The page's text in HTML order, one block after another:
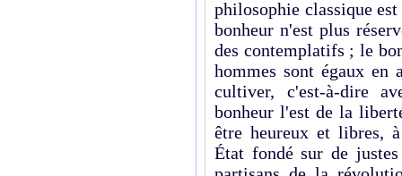
philosophie classique
bonheur n'est plus
des contemplatifs ; le
hommes sont égaux
cultiver, c'est-à-dire
bonheur l'est de la
être heureux et libres,
État fondé sur de